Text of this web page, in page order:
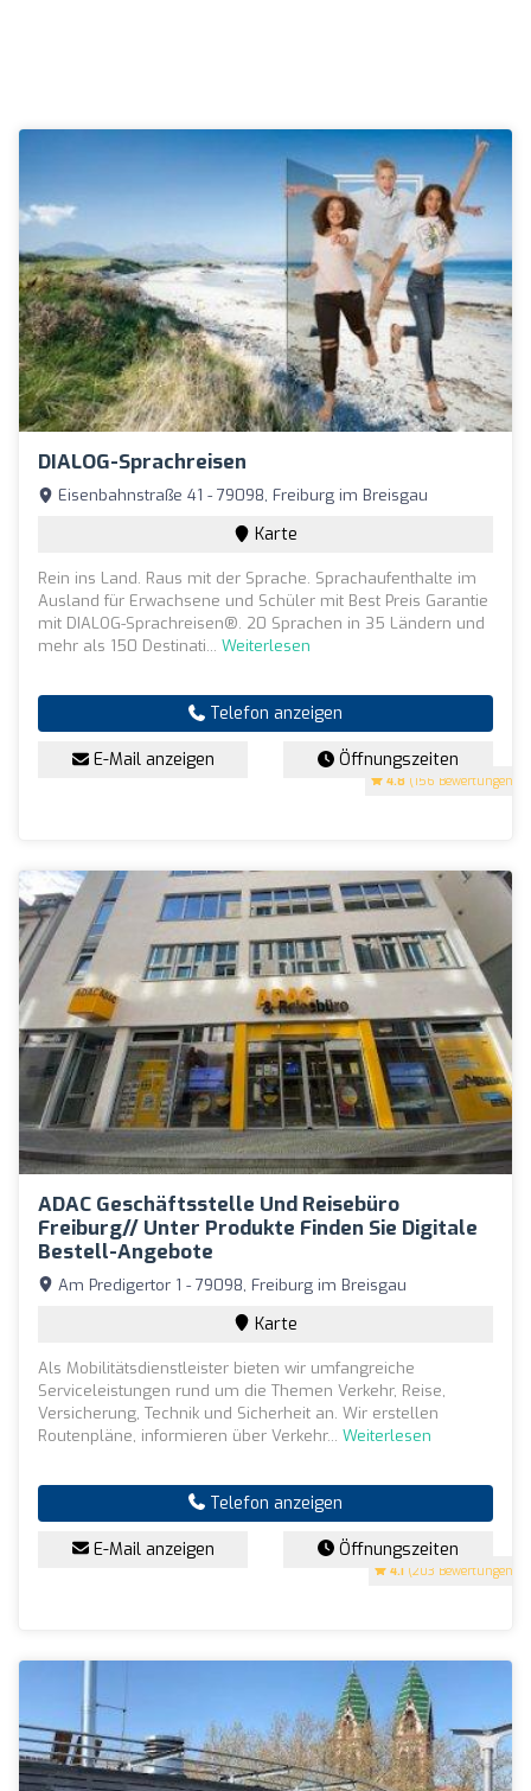
DIALOG-Sprachreisen
4.8 (156 Bewertungen)
Eisenbahnstraße 41 - 79098, Freiburg im Breisgau
Karte
Rein ins Land. Raus mit der Sprache. Sprachaufenthalte im
Ausland für Erwachsene und Schüler mit Best Preis Garantie
mit DIALOG-Sprachreisen®. 20 Sprachen in 35 Ländern und
mehr als 150 Destinati... Weiterlesen
Telefon anzeigen
E-Mail anzeigen Öffnungszeiten
ADAC Geschäftsstelle Und Reisebüro
Freiburg// Unter Produkte Finden Sie Digitale
Bestell-Angebote
4.1 (203 Bewertungen)
Am Predigertor 1 - 79098, Freiburg im Breisgau
Karte
Als Mobilitätsdienstleister bieten wir umfangreiche
Serviceleistungen rund um die Themen Verkehr, Reise,
Versicherung, Technik und Sicherheit an. Wir erstellen
Routenpläne, informieren über Verkehr... Weiterlesen
Telefon anzeigen
E-Mail anzeigen Öffnungszeiten